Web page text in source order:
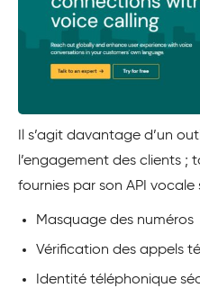
Il s’agit davantage d’un
l’engagement des clients
fournies par son API vocale
Masquage des numéros
Vérification des appels
Identité téléphonique